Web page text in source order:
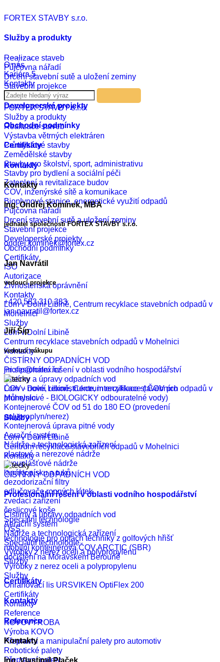
FORTEX STAVBY s.r.o.
Služby a produkty
Realizace staveb
Půjčovna nářadí
Drcení stavební sutě a uložení zeminy
Stavební projekce
Developerské projekty
Obchodní podmínky
Certifikáty
Kontakty
Kontakty
Ing. Ondřej Komínek, MBA
jednatel společnosti FORTEX STAVBY s.r.o.
ondrej.kominek@fortex.cz
Jan Navrátil
vedoucí projekce
+420 583 310 383
jan.navratil@fortex.cz
Jiří Šíp
vedoucí nákupu
jiri.sip@fortex.cz
Lom v Dolní Libině, Centrum recyklace stavebních odpadů v
Mohelnici
Služby
Lom v Dolní Libině
Centrum recyklace stavebních odpadů v Mohelnici
Kontakty
ČISTÍRNY ODPADNÍCH VOD
Profesionální řešení v oblasti vodního hospodářství
Čistírny a úpravy odpadních vod
Aerační systém
Nádrže a technologická zařízení
Speciální technologie
Výrobky z nerez oceli a polypropylenu
Služby
Certifikáty
Kontakty
Reference
Kontakty
Ing. Vlastimil Plaček
English
German
Aktuality
O nás
Kariéra5
Kontakty
FORTEX STAVBY s.r.o.
Služby a produkty
Realizace staveb
Výstavba větrných elektráren
Průmyslové stavby
Zemědělské stavby
Stavby pro školství, sport, administrativu
Stavby pro bydlení a sociální péči
Zateplení a revitalizace budov
ČOV, inženýrské sítě a komunikace
Bioplynové stanice, energetické využití odpadů
Půjčovna nářadí
Drcení stavební sutě a uložení zeminy
Stavební projekce
Developerské projekty
Obchodní podmínky
Certifikáty
ISO
Autorizace
Živnostenská oprávnění
Kontakty
Lom v Dolní Libině, Centrum recyklace stavebních odpadů v
Mohelnici
Služby
Lom v Dolní Libině
Centrum recyklace stavebních odpadů v Mohelnici
Kontakty
ČISTÍRNY ODPADNÍCH VOD
Profesionální řešení v oblasti vodního hospodářství
Čistírny a úpravy odpadních vod
ČOV - nové, rekonstrukce, intenzifikace ( ČOV pro
průmyslové - BIOLOGICKY odbouratelné vody)
Kontejnerové ČOV od 51 do 180 EO (provedení
polyproplyn/nerez)
Kontejnerová úprava pitné vody
Aerační systém
Nádrže a technologická zařízení
plastové a nerezové nádrže
dvouplášťové nádrže
lapáky písku a tuků
dezodorizační filtry
odlučovače ropných látek
zvedací zařízení
česlicové koše
Speciální technologie
OSS
technologie pro oplach techniky z golfových hřišť
mobilní kontejnerová ČOV ARCTIC (SBR)
dočištění na Moravském Berouně
Výrobky z nerez oceli a polypropylenu
Služby
Ohraňovací lis URSVIKEN OptiFlex 200
Certifikáty
Kontakty
Reference
KOVOVÝROBA
Výroba KOVO
Přepravní a manipulační palety pro automotiv
Robotické palety
Přepravní palety